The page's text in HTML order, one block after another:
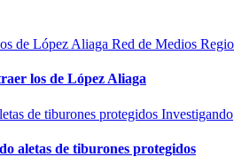
Red de Medios
los de López Aliaga
Investigando
aletas de tiburones protegidos